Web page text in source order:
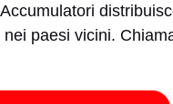
paesi vicini.